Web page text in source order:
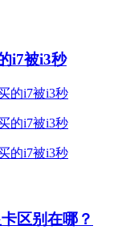
i7被i3秒
区别在哪？